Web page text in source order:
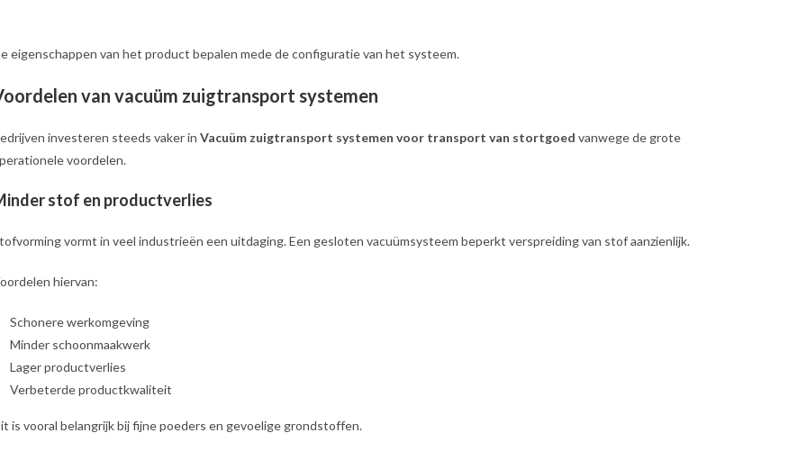
eigenschappen van het product bepalen mede de configuratie van het systeem.
van vacuüm zuigtransport systemen
investeren steeds vaker in Vacuüm zuigtransport systemen voor transport van stortgoed vanwege de grote
voordelen.
stof en productverlies
vormt in veel industrieën een uitdaging. Een gesloten vacuümsysteem beperkt verspreiding van stof aanzienlijk.
hiervan:
Schonere werkomgeving
Minder schoonmaakwerk
Lager productverlies
Verbeterde productkwaliteit
is vooral belangrijk bij fijne poeders en gevoelige grondstoffen.